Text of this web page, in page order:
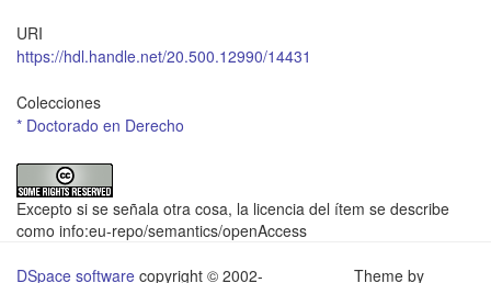
URI
https://hdl.handle.net/20.500.12990/14431
Colecciones
* Doctorado en Derecho
Excepto si se señala otra cosa, la licencia del ítem se describe
como info:eu-repo/semantics/openAccess
DSpace software copyright © 2002- Theme by